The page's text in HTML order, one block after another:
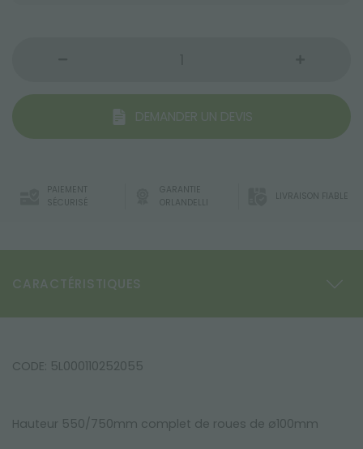
DEMANDER UN DEVIS
PAIEMENT
SÉCURISÉ
GARANTIE
ORLANDELLI
LIVRAISON FIABLE
CARACTÉRISTIQUES
CODE: 5L000110252055
Hauteur 550/750mm complet de roues de ø100mm